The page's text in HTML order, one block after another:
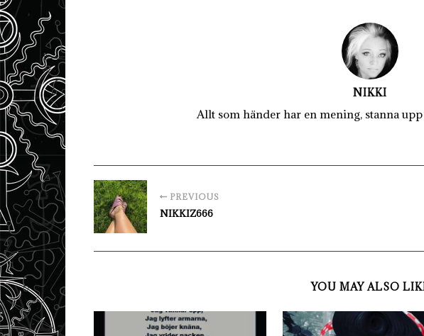
NIKKI
Allt som händer har en mening, stanna upp
PREVIOUS
NIKKIZ666
YOU MAY ALSO